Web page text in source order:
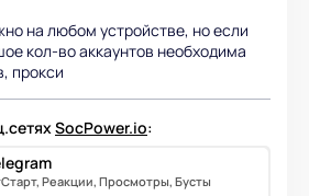
на любом устройстве, но если
кол-во аккаунтов необходима
прокси
SocPower.io:
Реакции, Просмотры, Бусты